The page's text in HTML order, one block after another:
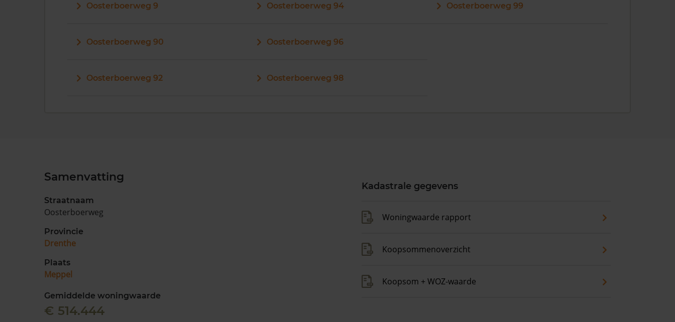
Oosterboerweg 9
Oosterboerweg 90
Oosterboerweg 92
Oosterboerweg 94
Oosterboerweg 96
Oosterboerweg 98
Oosterboerweg 99
Samenvatting
Straatnaam
Oosterboerweg
Provincie
Drenthe
Plaats
Meppel
Gemiddelde woningwaarde
€ 514.444
Kadastrale gegevens
Woningwaarde rapport
Koopsommenoverzicht
Koopsom + WOZ-waarde